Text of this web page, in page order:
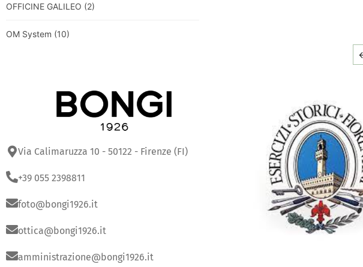
OFFICINE GALILEO (2)
OM System (10)
Via Calimaruzza 10 - 50122 - Firenze (FI)
+39 055 2398811
foto@bongi1926.it
ottica@bongi1926.it
amministrazione@bongi1926.it